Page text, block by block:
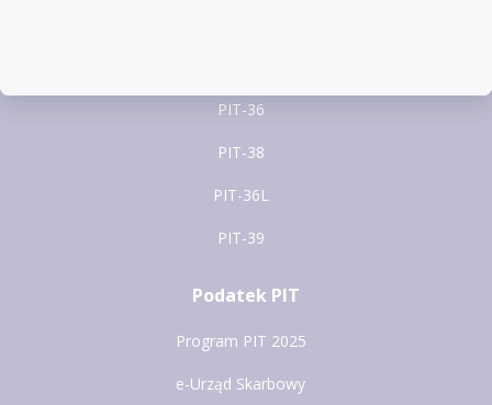
PIT-36
PIT-38
PIT-36L
PIT-39
Podatek PIT
Program PIT 2025
e-Urząd Skarbowy